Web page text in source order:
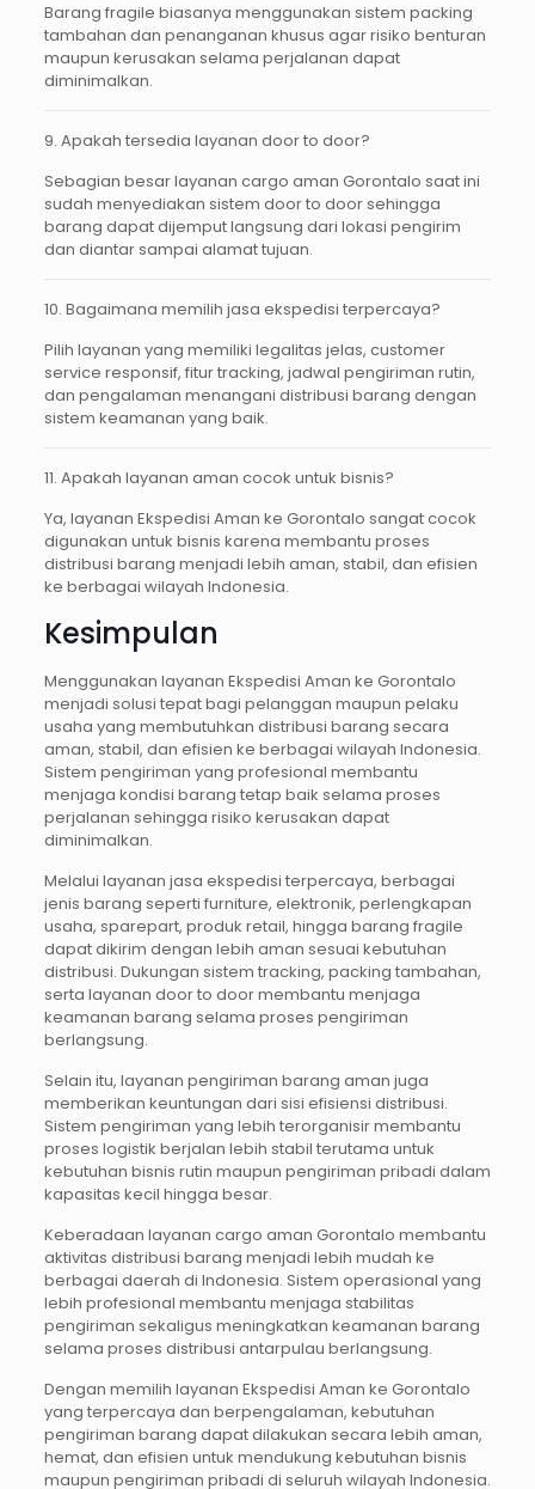
Barang fragile biasanya menggunakan sistem packing
tambahan dan penanganan khusus agar risiko benturan
maupun kerusakan selama perjalanan dapat
diminimalkan.
9. Apakah tersedia layanan door to door?
Sebagian besar layanan cargo aman Gorontalo saat ini
sudah menyediakan sistem door to door sehingga
barang dapat dijemput langsung dari lokasi pengirim
dan diantar sampai alamat tujuan.
10. Bagaimana memilih jasa ekspedisi terpercaya?
Pilih layanan yang memiliki legalitas jelas, customer
service responsif, fitur tracking, jadwal pengiriman rutin,
dan pengalaman menangani distribusi barang dengan
sistem keamanan yang baik.
11. Apakah layanan aman cocok untuk bisnis?
Ya, layanan Ekspedisi Aman ke Gorontalo sangat cocok
digunakan untuk bisnis karena membantu proses
distribusi barang menjadi lebih aman, stabil, dan efisien
ke berbagai wilayah Indonesia.
Kesimpulan
Menggunakan layanan Ekspedisi Aman ke Gorontalo
menjadi solusi tepat bagi pelanggan maupun pelaku
usaha yang membutuhkan distribusi barang secara
aman, stabil, dan efisien ke berbagai wilayah Indonesia.
Sistem pengiriman yang profesional membantu
menjaga kondisi barang tetap baik selama proses
perjalanan sehingga risiko kerusakan dapat
diminimalkan.
Melalui layanan jasa ekspedisi terpercaya, berbagai
jenis barang seperti furniture, elektronik, perlengkapan
usaha, sparepart, produk retail, hingga barang fragile
dapat dikirim dengan lebih aman sesuai kebutuhan
distribusi. Dukungan sistem tracking, packing tambahan,
serta layanan door to door membantu menjaga
keamanan barang selama proses pengiriman
berlangsung.
Selain itu, layanan pengiriman barang aman juga
memberikan keuntungan dari sisi efisiensi distribusi.
Sistem pengiriman yang lebih terorganisir membantu
proses logistik berjalan lebih stabil terutama untuk
kebutuhan bisnis rutin maupun pengiriman pribadi dalam
kapasitas kecil hingga besar.
Keberadaan layanan cargo aman Gorontalo membantu
aktivitas distribusi barang menjadi lebih mudah ke
berbagai daerah di Indonesia. Sistem operasional yang
lebih profesional membantu menjaga stabilitas
pengiriman sekaligus meningkatkan keamanan barang
selama proses distribusi antarpulau berlangsung.
Dengan memilih layanan Ekspedisi Aman ke Gorontalo
yang terpercaya dan berpengalaman, kebutuhan
pengiriman barang dapat dilakukan secara lebih aman,
hemat, dan efisien untuk mendukung kebutuhan bisnis
maupun pengiriman pribadi di seluruh wilayah Indonesia.